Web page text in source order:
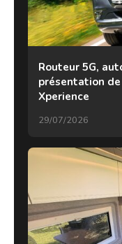
Routeur 5G,
présentation de
Xperience
29/07/2026